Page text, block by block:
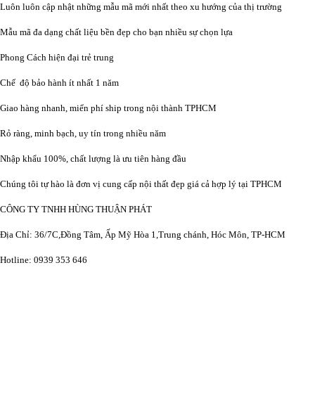
Luôn luôn cập nhật những mẫu mã mới nhất theo xu hướng của thị trường
Mẫu mã đa dạng chất liệu bền đẹp cho bạn nhiều sự chọn lựa
Phong Cách hiện đại trẻ trung
Chế độ bảo hành ít nhất 1 năm
Giao hàng nhanh, miển phí ship trong nội thành TPHCM
Rỏ ràng, minh bạch, uy tín trong nhiều năm
Nhập khẩu 100%, chất lượng là ưu tiên hàng đầu
Chúng tôi tự hào là đơn vị cung cấp nội thất đẹp giá cả hợp lý tại TPHCM
CÔNG TY TNHH HÙNG THUẬN PHÁT
Địa Chỉ: 36/7C,Đồng Tâm, Ấp Mỹ Hòa 1,Trung chánh, Hóc Môn, TP-HCM
Hotline: 0939 353 646